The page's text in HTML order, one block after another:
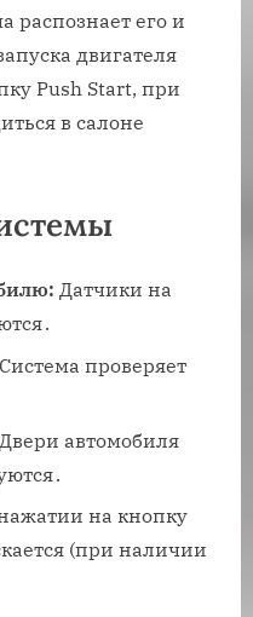
распознает его и
двигателя
Push Start, при
в салоне
Датчики на
Система проверяет
Двери автомобиля
на кнопку
(при наличии